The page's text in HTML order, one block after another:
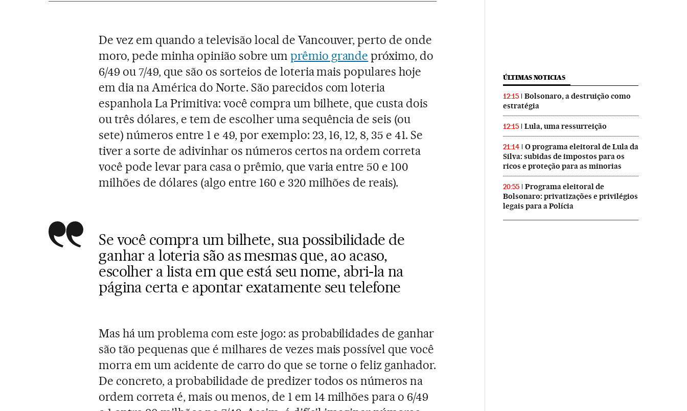
De vez em quando a televisão local de Vancouver, perto de onde
moro, pede minha opinião sobre um prêmio grande próximo, do
6/49 ou 7/49, que são os sorteios de loteria mais populares hoje
em dia na América do Norte. São parecidos com loteria
espanhola La Primitiva: você compra um bilhete, que custa dois
ou três dólares, e tem de escolher uma sequência de seis (ou
sete) números entre 1 e 49, por exemplo: 23, 16, 12, 8, 35 e 41. Se
tiver a sorte de adivinhar os números certos na ordem correta
você pode levar para casa o prêmio, que varia entre 50 e 100
milhões de dólares (algo entre 160 e 320 milhões de reais).
Se você compra um bilhete, sua possibilidade de
ganhar a loteria são as mesmas que, ao acaso,
escolher a lista em que está seu nome, abri-la na
página certa e apontar exatamente seu telefone
Mas há um problema com este jogo: as probabilidades de ganhar
são tão pequenas que é milhares de vezes mais possível que você
morra em um acidente de carro do que se torne o feliz ganhador.
De concreto, a probabilidade de predizer todos os números na
ordem correta é, mais ou menos, de 1 em 14 milhões para o 6/49
ÚLTIMAS NOTICIAS
12:15
Bolsonaro, a destruição como
estratégia
12:15 Lula, uma ressurreição
21:14
O programa eleitoral de Lula da
Silva: subidas de impostos para os
ricos e proteção para as minorias
20:55
Programa eleitoral de
Bolsonaro: privatizações e privilégios
legais para a Polícia